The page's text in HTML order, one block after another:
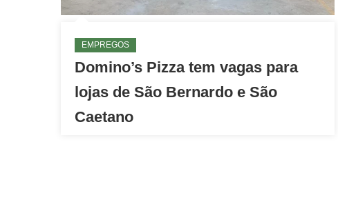
EMPREGOS
Domino’s Pizza tem vagas para
lojas de São Bernardo e São
Caetano